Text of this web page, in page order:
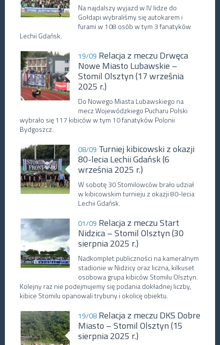
Na najdalszy wyjazd w IV lidze do
Gołdapi wybraliśmy się autokarem i
furami w 108 osób w tym 3 fanatyków
Lechii Gdańsk.
19/09 Relacja z meczu Drwęca
Nowe Miasto Lubawskie –
Stomil Olsztyn (17 września
2025 r.)
Do Nowego Miasta Lubawskiego na
mecz Wojewódzkiego Pucharu Polski
wybrało się 117 kibiców w tym 10 fanatyków Polonii
Bydgoszcz.
08/09 Turniej kibicowski z okazji
80-lecia Lechii Gdańsk (6
września 2025 r.)
W sobotę 30 Stomilowców brało udział
w kibicowskim turnieju z okazji 80-lecia
Lechii Gdańsk.
01/09 Relacja z meczu Start
Nidzica – Stomil Olsztyn (30
sierpnia 2025 r.)
Nadkomplet publiczności na kameralnym
stadionie w Nidzicy oraz liczna, kilkuset
osobowa grupa kibiców Stomilu Olsztyn.
Kolejny raz nie podejmujemy się podania dokładnej liczby,
kibice Stomilu opanowali trybuny i okolicę obiektu.
19/08 Relacja z meczu DKS Dobre
Miasto – Stomil Olsztyn (15
sierpnia 2025 r.)